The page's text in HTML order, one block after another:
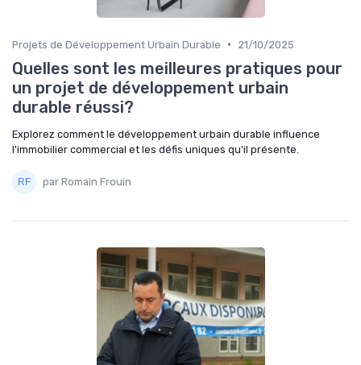
Projets de Développement Urbain Durable • 21/10/2025
Quelles sont les meilleures pratiques pour
un projet de développement urbain
durable réussi?
Explorez comment le développement urbain durable influence
l'immobilier commercial et les défis uniques qu'il présente.
par Romain Frouin